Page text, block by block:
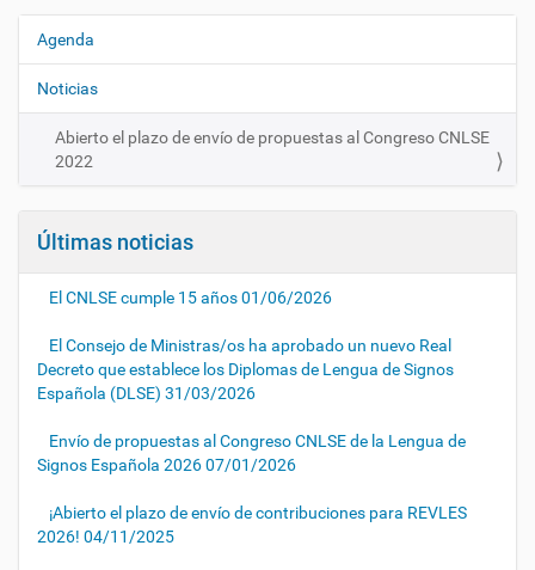
N
c
i
Agenda
Noticias
Abierto el plazo de envío de propuestas al Congreso CNLSE
2022
Últimas noticias
El CNLSE cumple 15 años01/06/2026
El Consejo de Ministras/os ha aprobado un nuevo Real
Decreto que establece los Diplomas de Lengua de Signos
Española (DLSE) 31/03/2026
Envío de propuestas al Congreso CNLSE de la Lengua de
Signos Española 202607/01/2026
¡Abierto el plazo de envío de contribuciones para REVLES
2026! 04/11/2025